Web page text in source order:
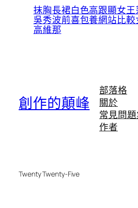
抹胸長裙白色高跟顯女王
吳秀波前喜包養網站比較
高維那
創作的顛峰
部落格
關於
常見問
作者
Twenty Twenty-Five